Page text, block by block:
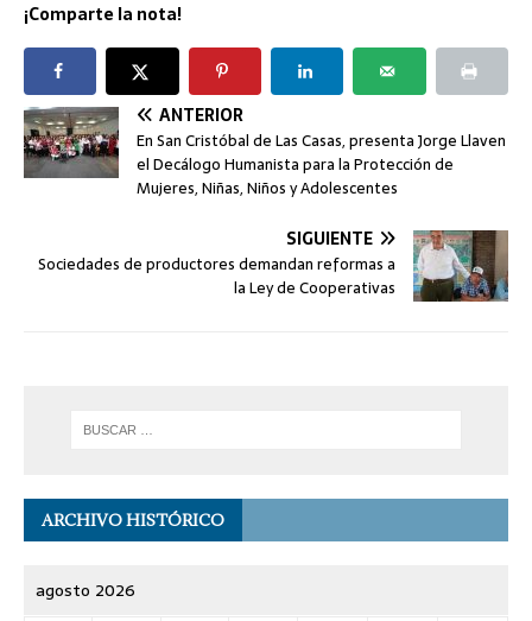
¡Comparte la nota!
ANTERIOR
En San Cristóbal de Las Casas, presenta Jorge Llaven
el Decálogo Humanista para la Protección de
Mujeres, Niñas, Niños y Adolescentes
SIGUIENTE
Sociedades de productores demandan reformas a
la Ley de Cooperativas
ARCHIVO HISTÓRICO
agosto 2026